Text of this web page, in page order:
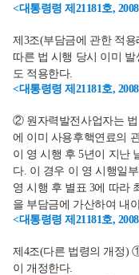
<대통령령 제21181호,
제3조(부담금에 관한 적
따른 법 시행 당시 이미
도 적용한다.
<대통령령 제21181호,
② 원자력발전사업자는 법
에 이미 사용후핵연료의
이 영 시행 후 5년이 지난
다. 이 경우 이 영 시행일
영 시행 후 별표 3에 따라
을 부담금에 가산하여 내
<대통령령 제21181호,
제4조(다른 법령의 개정)
이 개정한다.